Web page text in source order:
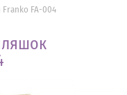
FA-004